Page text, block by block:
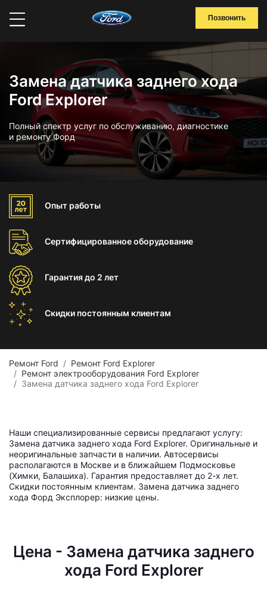
Позвонить
Замена датчика заднего хода
Ford Explorer
Полный спектр услуг по обслуживанию, диагностике
и ремонту Форд
Опыт работы
Сертифицированноеоборудование
Гарантиядо 2 лет
Скидки постоянным клиентам
Ремонт Ford
Ремонт Ford Explorer
Ремонт электрооборудования Ford Explorer
Замена датчика заднего хода Ford Explorer
Наши специализированные сервисы предлагают услугу:
Замена датчика заднего хода Ford Explorer. Оригинальные и
неоригинальные запчасти в наличии. Автосервисы
располагаются в Москве и в ближайшем Подмосковье
(Химки, Балашиха). Гарантия предоставляет до 2-х лет.
Скидки постоянным клиентам. Замена датчика заднего
хода Форд Эксплорер: низкие цены.
Цена - Замена датчика заднего
хода Ford Explorer